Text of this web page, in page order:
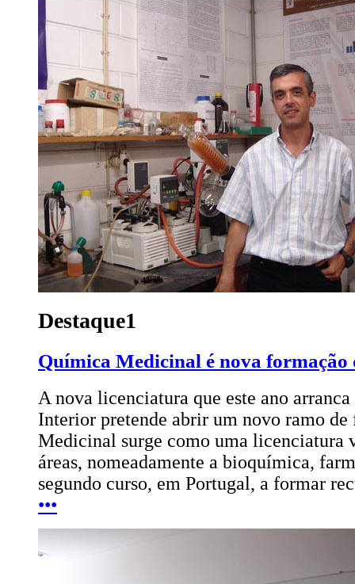
Destaque1
Química Medicinal é nova formação
A nova licenciatura que este ano
Interior pretende abrir um novo ramo
Medicinal surge como uma licenciatura
áreas, nomeadamente a bioquímica,
segundo curso, em Portugal, a formar
•••